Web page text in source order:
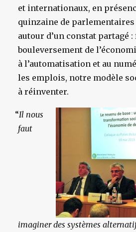
et internationaux, en
quinzaine de parlementaires
autour d’un constat partagé :
bouleversement de
à l’automatisation et au
les emplois, notre modèle
à réinventer.
“Il nous
faut
imaginer des systèmes